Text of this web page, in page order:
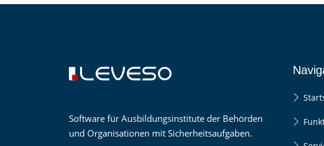
Software für Ausbildungsinstitute der Behörden
und Organisationen mit Sicherheitsaufgaben.